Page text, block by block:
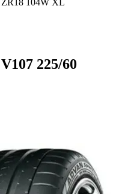
ZR18 104W XL
225/60